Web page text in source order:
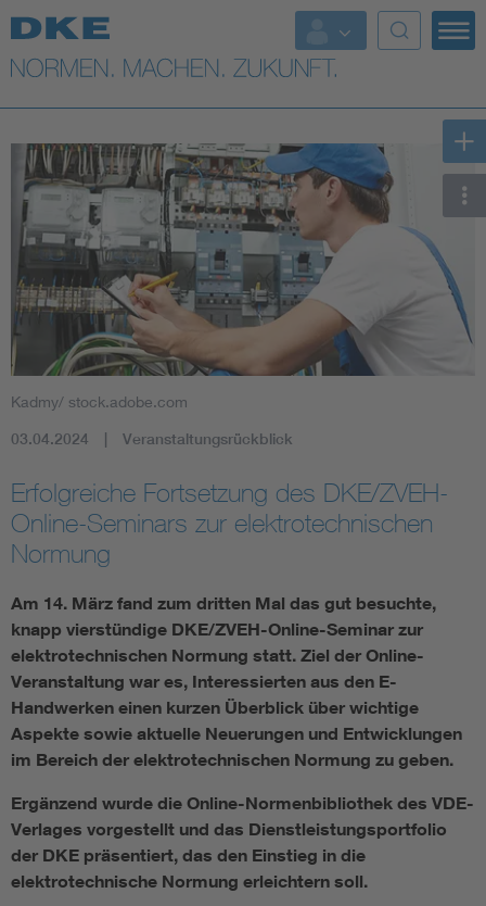
Top-Themen
VDE Fokusthemen
Digital Security
Energy
Health
Industry
Mobility
Blitzschutz: DIN EN 62305 in der Übersicht
Circular Economy für mehr Ressourceneffizienz
Cybersecurity in der Industrieautomatisierung
DIN VDE 0100 für sichere Elektroinstallationen
Elektrofachkraft (EFK)
Kadmy/ stock.adobe.com
03.04.2024 Veranstaltungsrückblick
Erfolgreiche Fortsetzung des DKE/ZVEH-
Online-Seminars zur elektrotechnischen
Normung
Am 14. März fand zum dritten Mal das gut besuchte,
knapp vierstündige DKE/ZVEH-Online-Seminar zur
elektrotechnischen Normung statt. Ziel der Online-
Veranstaltung war es, Interessierten aus den E-
Handwerken einen kurzen Überblick über wichtige
Aspekte sowie aktuelle Neuerungen und Entwicklungen
im Bereich der elektrotechnischen Normung zu geben.
Ergänzend wurde die Online-Normenbibliothek des VDE-
Verlages vorgestellt und das Dienstleistungsportfolio
der DKE präsentiert, das den Einstieg in die
elektrotechnische Normung erleichtern soll.